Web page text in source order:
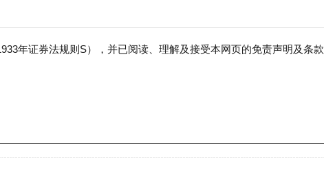
年证券法规则S），并已阅读、理解及接受本网页的免责声明及条款